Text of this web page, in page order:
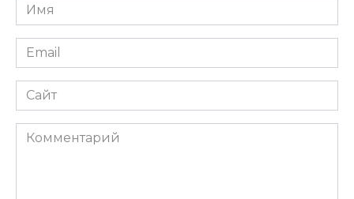
Имя
*
Email
*
Сайт
Комментарий